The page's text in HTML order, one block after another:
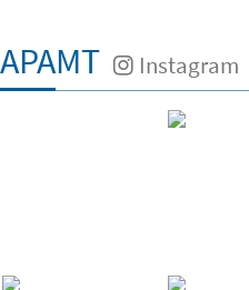
APAMT Instagram